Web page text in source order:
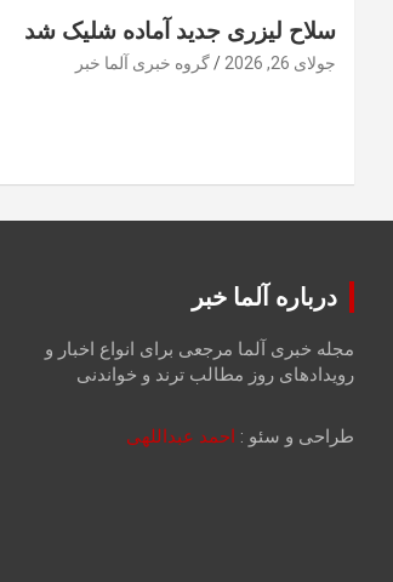
سلاح لیزری جدید آماده شلیک شد
جولای 26, 2026 گروه خبری آلما خبر
درباره آلما خبر
مجله خبری آلما مرجعی برای انواع اخبار و
رویدادهای روز مطالب ترند و خواندنی
طراحی و سئو : احمد عبداللهی